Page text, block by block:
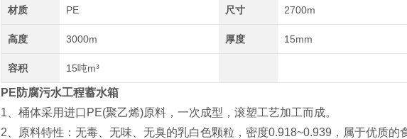
材质 PE 尺寸 2700m
高度 3000m 厚度 15mm
容积 15吨m³
PE防腐污水工程蓄水箱
1、桶体采用进口PE(聚乙烯)原料，一次成型，滚塑工艺加工而成。
2、原料特性：无毒、无味、无臭的乳白色颗粒，密度0.918~0.939，属于优质的